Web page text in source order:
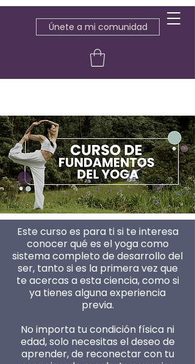
Únete a mi comunidad
Este curso es para ti si te interesa
conocer qué es el yoga como
sistema completo de desarrollo del
ser, tanto si es la primera vez que
te acercas a esta ciencia, como si
ya tienes alguna experiencia
previa.
No importa tu condición física ni
edad, solo necesitas el deseo de
aprender, de reconectar con tu